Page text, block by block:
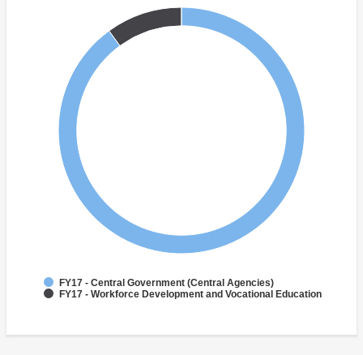
FY17 - Central Government (Central Agencies)
FY17 - Workforce Development and Vocational Education